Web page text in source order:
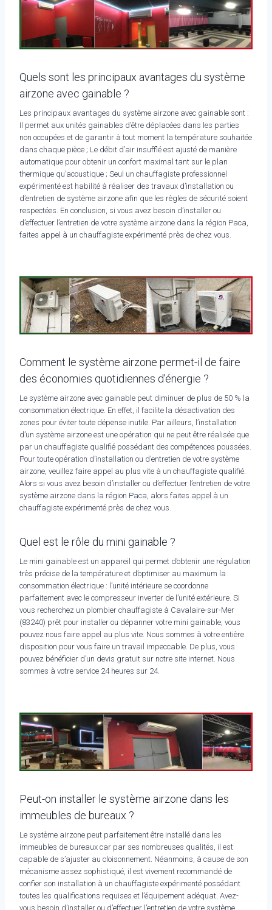
Quels sont les principaux avantages du système
airzone avec gainable ?
Les principaux avantages du système airzone avec gainable sont :
Il permet aux unités gainables d’être déplacées dans les parties
non occupées et de garantir à tout moment la température souhaitée
dans chaque pièce ; Le débit d’air insufflé est ajusté de manière
automatique pour obtenir un confort maximal tant sur le plan
thermique qu’acoustique ; Seul un chauffagiste professionnel
expérimenté est habilité à réaliser des travaux d’installation ou
d’entretien de système airzone afin que les règles de sécurité soient
respectées. En conclusion, si vous avez besoin d’installer ou
d’effectuer l’entretien de votre système airzone dans la région Paca,
faites appel à un chauffagiste expérimenté près de chez vous.
Comment le système airzone permet-il de faire
des économies quotidiennes d’énergie ?
Le système airzone avec gainable peut diminuer de plus de 50 % la
consommation électrique. En effet, il facilite la désactivation des
zones pour éviter toute dépense inutile. Par ailleurs, l’installation
d’un système airzone est une opération qui ne peut être réalisée que
par un chauffagiste qualifié possédant des compétences poussées.
Pour toute opération d’installation ou d’entretien de votre système
airzone, veuillez faire appel au plus vite à un chauffagiste qualifié.
Alors si vous avez besoin d’installer ou d’effectuer l’entretien de votre
système airzone dans la région Paca, alors faites appel à un
chauffagiste expérimenté près de chez vous.
Quel est le rôle du mini gainable ?
Le mini gainable est un appareil qui permet d’obtenir une régulation
très précise de la température et d’optimiser au maximum la
consommation électrique : l’unité intérieure se coordonne
parfaitement avec le compresseur inverter de l’unité extérieure. Si
vous recherchez un plombier chauffagiste à Cavalaire-sur-Mer
(83240) prêt pour installer ou dépanner votre mini gainable, vous
pouvez nous faire appel au plus vite. Nous sommes à votre entière
disposition pour vous faire un travail impeccable. De plus, vous
pouvez bénéficier d’un devis gratuit sur notre site internet. Nous
sommes à votre service 24 heures sur 24.
Peut-on installer le système airzone dans les
immeubles de bureaux ?
Le système airzone peut parfaitement être installé dans les
immeubles de bureaux car par ses nombreuses qualités, il est
capable de s’ajuster au cloisonnement. Néanmoins, à cause de son
mécanisme assez sophistiqué, il est vivement recommandé de
confier son installation à un chauffagiste expérimenté possédant
toutes les qualifications requises et l’équipement adéquat. Avez-
vous besoin d’installer ou d’effectuer l’entretien de votre système